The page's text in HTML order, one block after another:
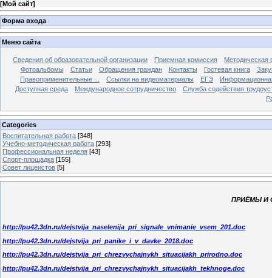
[Мой сайт]
Форма входа
Меню сайта
Сведения об образовательной организации Приемная комиссия
Методическая
Фотоальбомы
Статьи Обращения граждан Контакты Гостевая книга
Правоприменительные ...
Ссылки на видеоматериалы ЕГЭ
Доступная среда
Международное сотрудничество
Служба содействия
Categories
Воспитательная работа [348]
Учебно-методическая работа [293]
Профессиональная неделя [43]
Спорт-площадка [155]
Совет лицеистов [5]
ПРИЁМЫ И
http://pu42.3dn.ru/dejstvija_naselenija_pri_signale_vnimanie_vsem_201.doc
http://pu42.3dn.ru/dejstvija_pri_panike_i_v_davke_2018.doc
http://pu42.3dn.ru/dejstvija_pri_chrezvychajnykh_situacijakh_prirodno.doc
http://pu42.3dn.ru/dejstvija_pri_chrezvychajnykh_situacijakh_tekhnoge.doc